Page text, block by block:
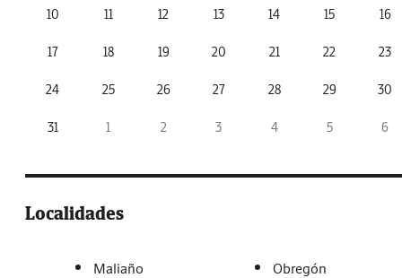
10 11 12 13 14 15 16
17 18 19 20 21 22 23
24 25 26 27 28 29 30
31 1 2 3 4 5 6
Localidades
Maliaño
Obregón